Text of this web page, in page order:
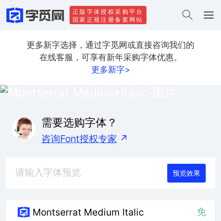
正版字体授权采购平台
国家正规注册备案网站
更多新字选择，通过字觅网或直接咨询我们的
在线客服，可享有新年采购字体优惠。
更多新字>
需要选购字体？
咨询Font授权专家 ↗
预览效果
Montserrat Medium Italic 免